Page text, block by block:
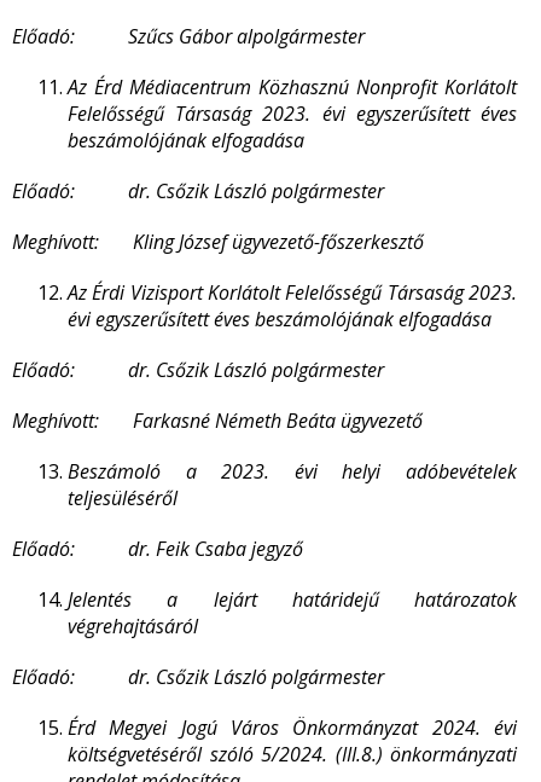
Előadó: Szűcs Gábor alpolgármester
Az Érd Médiacentrum Közhasznú Nonprofit Korlátolt
Felelősségű Társaság 2023. évi egyszerűsített éves
beszámolójának elfogadása
Előadó: dr. Csőzik László polgármester
Meghívott: Kling József ügyvezető-főszerkesztő
Az Érdi Vizisport Korlátolt Felelősségű Társaság 2023.
évi egyszerűsített éves beszámolójának elfogadása
Előadó: dr. Csőzik László polgármester
Meghívott: Farkasné Németh Beáta ügyvezető
Beszámoló a 2023. évi helyi adóbevételek
teljesüléséről
Előadó: dr. Feik Csaba jegyző
Jelentés a lejárt határidejű határozatok
végrehajtásáról
Előadó: dr. Csőzik László polgármester
Érd Megyei Jogú Város Önkormányzat 2024. évi
költségvetéséről szóló 5/2024. (III.8.) önkormányzati